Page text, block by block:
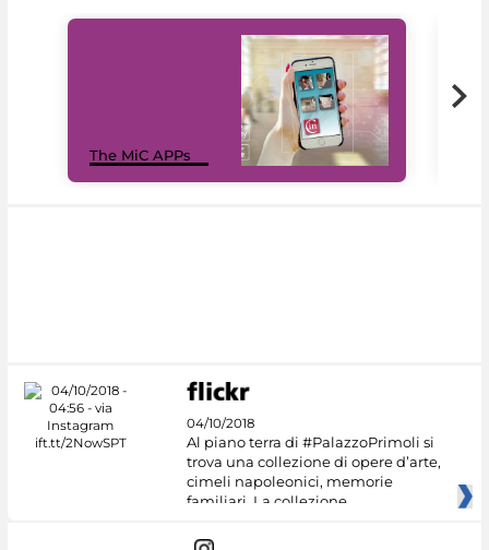
The MiC APPs
04/10/2018
Al piano terra di #PalazzoPrimoli si
trova una collezione di opere d’arte,
cimeli napoleonici, memorie
familiari. La collezione